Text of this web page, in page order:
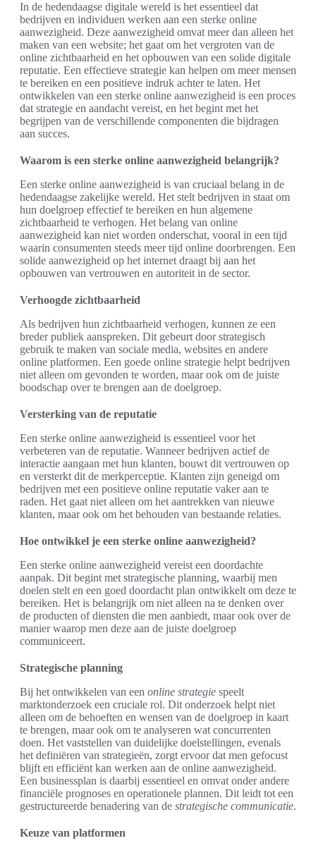
In de hedendaagse digitale wereld is het essentieel dat
bedrijven en individuen werken aan een sterke online
aanwezigheid. Deze aanwezigheid omvat meer dan alleen het
maken van een website; het gaat om het vergroten van de
online zichtbaarheid en het opbouwen van een solide digitale
reputatie. Een effectieve strategie kan helpen om meer mensen
te bereiken en een positieve indruk achter te laten. Het
ontwikkelen van een sterke online aanwezigheid is een proces
dat strategie en aandacht vereist, en het begint met het
begrijpen van de verschillende componenten die bijdragen
aan succes.
Waarom is een sterke online aanwezigheid belangrijk?
Een sterke online aanwezigheid is van cruciaal belang in de
hedendaagse zakelijke wereld. Het stelt bedrijven in staat om
hun doelgroep effectief te bereiken en hun algemene
zichtbaarheid te verhogen. Het belang van online
aanwezigheid kan niet worden onderschat, vooral in een tijd
waarin consumenten steeds meer tijd online doorbrengen. Een
solide aanwezigheid op het internet draagt bij aan het
opbouwen van vertrouwen en autoriteit in de sector.
Verhoogde zichtbaarheid
Als bedrijven hun zichtbaarheid verhogen, kunnen ze een
breder publiek aanspreken. Dit gebeurt door strategisch
gebruik te maken van sociale media, websites en andere
online platformen. Een goede online strategie helpt bedrijven
niet alleen om gevonden te worden, maar ook om de juiste
boodschap over te brengen aan de doelgroep.
Versterking van de reputatie
Een sterke online aanwezigheid is essentieel voor het
verbeteren van de reputatie. Wanneer bedrijven actief de
interactie aangaan met hun klanten, bouwt dit vertrouwen op
en versterkt dit de merkperceptie. Klanten zijn geneigd om
bedrijven met een positieve online reputatie vaker aan te
raden. Het gaat niet alleen om het aantrekken van nieuwe
klanten, maar ook om het behouden van bestaande relaties.
Hoe ontwikkel je een sterke online aanwezigheid?
Een sterke online aanwezigheid vereist een doordachte
aanpak. Dit begint met strategische planning, waarbij men
doelen stelt en een goed doordacht plan ontwikkelt om deze te
bereiken. Het is belangrijk om niet alleen na te denken over
de producten of diensten die men aanbiedt, maar ook over de
manier waarop men deze aan de juiste doelgroep
communiceert.
Strategische planning
Bij het ontwikkelen van een online strategie speelt
marktonderzoek een cruciale rol. Dit onderzoek helpt niet
alleen om de behoeften en wensen van de doelgroep in kaart
te brengen, maar ook om te analyseren wat concurrenten
doen. Het vaststellen van duidelijke doelstellingen, evenals
het definiëren van strategieën, zorgt ervoor dat men gefocust
blijft en efficiënt kan werken aan de online aanwezigheid.
Een businessplan is daarbij essentieel en omvat onder andere
financiële prognoses en operationele plannen. Dit leidt tot een
gestructureerde benadering van de strategische communicatie.
Keuze van platformen